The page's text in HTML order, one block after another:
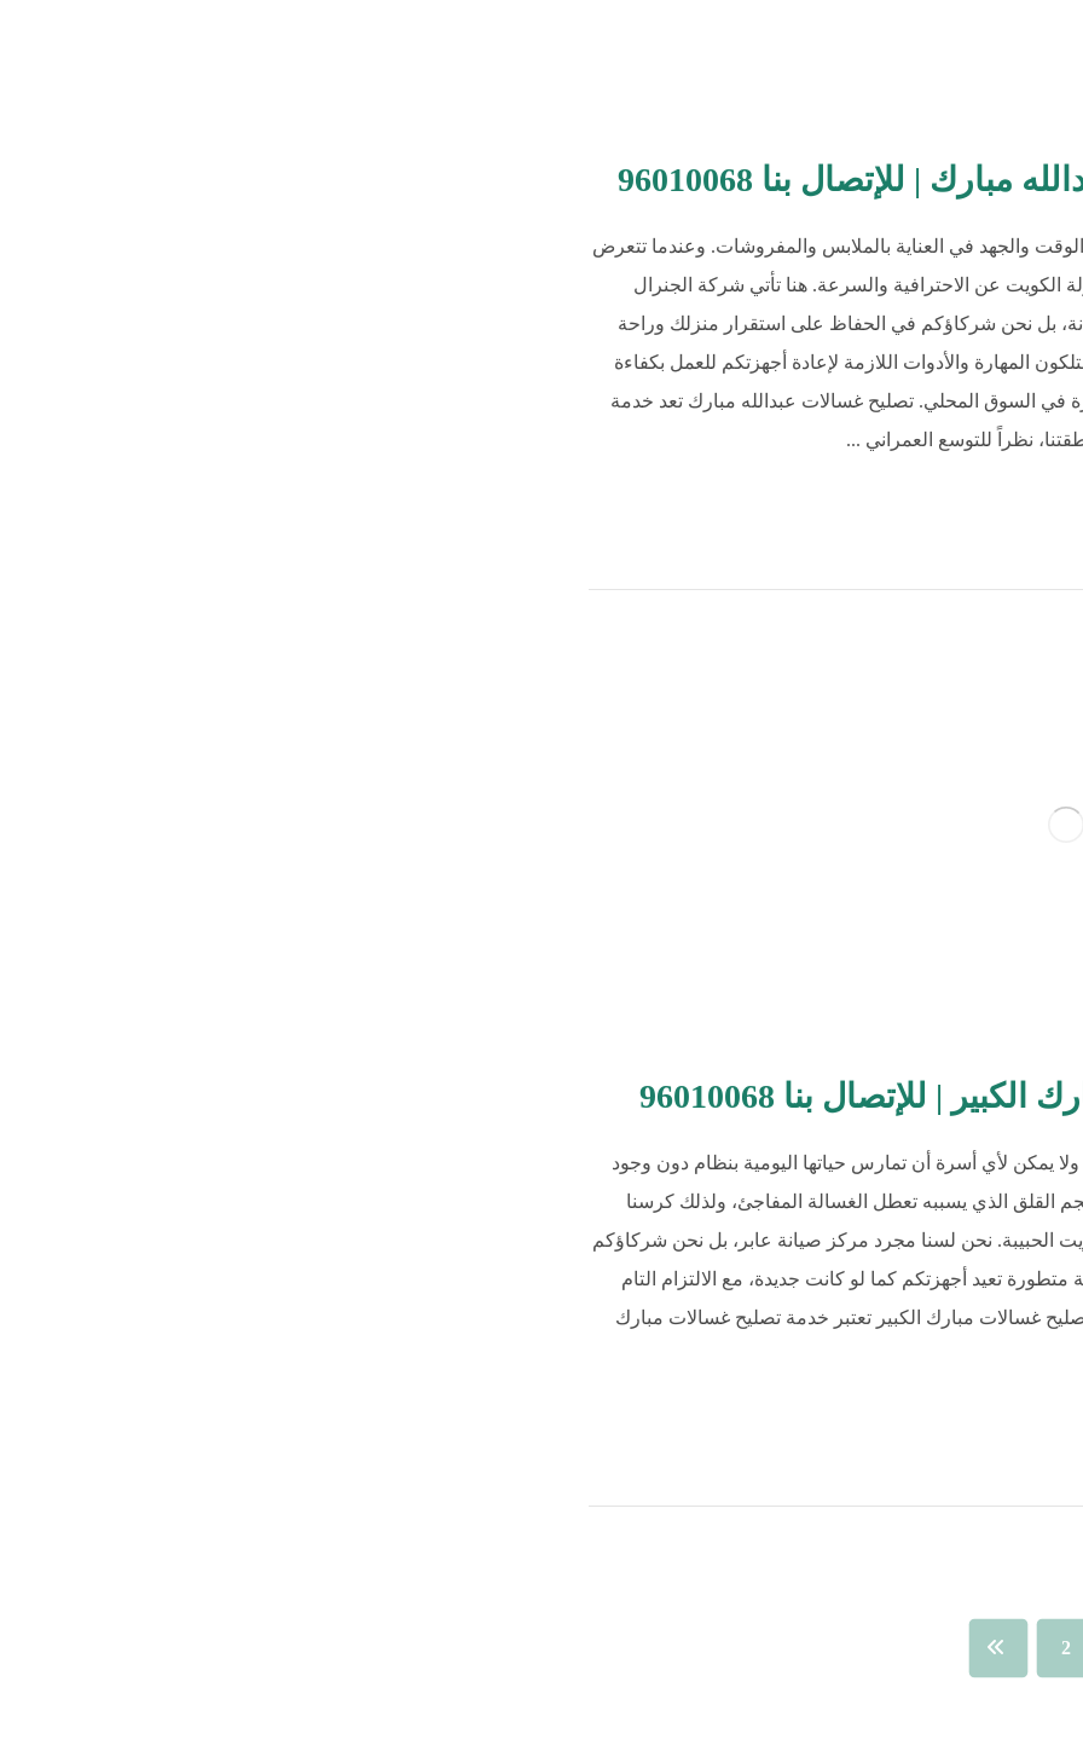
| للإتصال بنا 96010068
والجهد في العناية بالملابس والمفروشات. وعندما تتعرض
عن الاحترافية والسرعة. هنا تأتي شركة الجنرال
بل نحن شركاؤكم في الحفاظ على استقرار منزلك وراحة
المهارة والأدوات اللازمة لإعادة أجهزتكم للعمل بكفاءة
في السوق المحلي. تصليح غسالات عبدالله مبارك تعد خدمة
نظراً للتوسع العمراني ...
| للإتصال بنا 96010068
يمكن لأي أسرة أن تمارس حياتها اليومية بنظام دون وجود
القلق الذي يسببه تعطل الغسالة المفاجئ، ولذلك كرسنا
الحبيبة. نحن لسنا مجرد مركز صيانة عابر، بل نحن شركاؤكم
تعيد أجهزتكم كما لو كانت جديدة، مع الالتزام التام
غسالات مبارك الكبير تعتبر خدمة تصليح غسالات مبارك
2